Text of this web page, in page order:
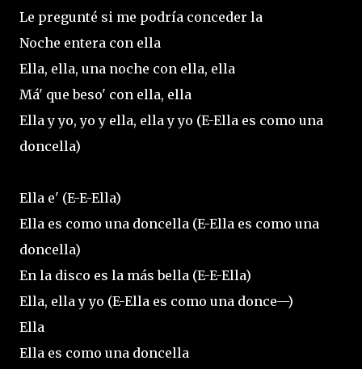
Le pregunté si me podría conceder la
Noche entera con ella
Ella, ella, una noche con ella, ella
Má' que beso' con ella, ella
Ella y yo, yo y ella, ella y yo (E-Ella es como una
doncella)
Ella e' (E-E-Ella)
Ella es como una doncella (E-Ella es como una
doncella)
En la disco es la más bella (E-E-Ella)
Ella, ella y yo (E-Ella es como una donce—)
Ella
Ella es como una doncella